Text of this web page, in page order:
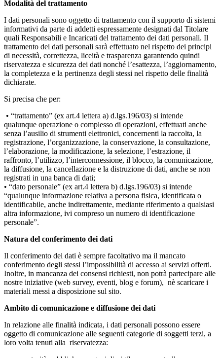
Modalità del trattamento
I dati personali sono oggetto di trattamento con il supporto di sistemi
informativi da parte di addetti espressamente designati dal Titolare
quali Responsabili e Incaricati del trattamento dei dati personali. Il
trattamento dei dati personali sarà effettuato nel rispetto dei principi
di necessità, correttezza, liceità e trasparenza garantendo quindi
riservatezza e sicurezza dei dati nonché l’esattezza, l’aggiornamento,
la completezza e la pertinenza degli stessi nel rispetto delle finalità
dichiarate.
Si precisa che per:
• “trattamento” (ex art.4 lettera a) d.lgs.196/03) si intende
qualunque operazione o complesso di operazioni, effettuati anche
senza l’ausilio di strumenti elettronici, concernenti la raccolta, la
registrazione, l’organizzazione, la conservazione, la consultazione,
l’elaborazione, la modificazione, la selezione, l’estrazione, il
raffronto, l’utilizzo, l’interconnessione, il blocco, la comunicazione,
la diffusione, la cancellazione e la distruzione di dati, anche se non
registrati in una banca di dati;
• “dato personale” (ex art.4 lettera b) d.lgs.196/03) si intende
“qualunque informazione relativa a persona fisica, identificata o
identificabile, anche indirettamente, mediante riferimento a qualsiasi
altra informazione, ivi compreso un numero di identificazione
personale”.
Natura del conferimento dei dati
Il conferimento dei dati è sempre facoltativo ma il mancato
conferimento degli stessi l’impossibilità di accesso ai servizi offerti.
Inoltre, in mancanza dei consensi richiesti, non potrà partecipare alle
nostre iniziative (web survey, eventi, blog e forum), nè scaricare i
materiali messi a disposizione sul sito.
Ambito di comunicazione e diffusione dei dati
In relazione alle finalità indicata, i dati personali possono essere
oggetto di comunicazione alle seguenti categorie di soggetti terzi, a
loro volta tenuti alla riservatezza: